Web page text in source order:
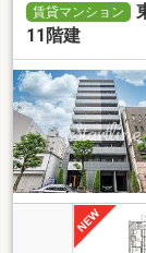
賃貸マンション
11階建